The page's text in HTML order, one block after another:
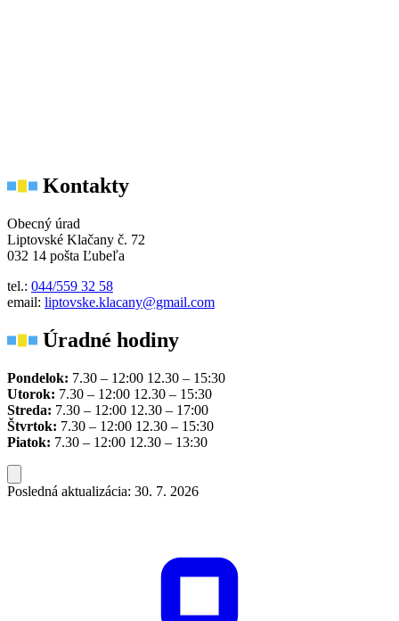
Kontakty
Obecný úrad
Liptovské Klačany č. 72
032 14 pošta Ľubeľa
tel.: 044/559 32 58
email: liptovske.klacany@gmail.com
Úradné hodiny
Pondelok: 7.30 – 12:00 12.30 – 15:30
Utorok: 7.30 – 12:00 12.30 – 15:30
Streda: 7.30 – 12:00 12.30 – 17:00
Štvrtok: 7.30 – 12:00 12.30 – 15:30
Piatok: 7.30 – 12:00 12.30 – 13:30
Posledná aktualizácia: 30. 7. 2026